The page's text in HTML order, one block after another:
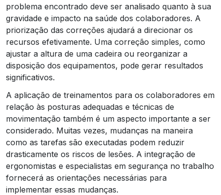
problema encontrado deve ser analisado quanto à sua
gravidade e impacto na saúde dos colaboradores. A
priorização das correções ajudará a direcionar os
recursos efetivamente. Uma correção simples, como
ajustar a altura de uma cadeira ou reorganizar a
disposição dos equipamentos, pode gerar resultados
significativos.
A aplicação de treinamentos para os colaboradores em
relação às posturas adequadas e técnicas de
movimentação também é um aspecto importante a ser
considerado. Muitas vezes, mudanças na maneira
como as tarefas são executadas podem reduzir
drasticamente os riscos de lesões. A integração de
ergonomistas e especialistas em segurança no trabalho
fornecerá as orientações necessárias para
implementar essas mudanças.